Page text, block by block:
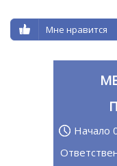
Мне нравится
Начало